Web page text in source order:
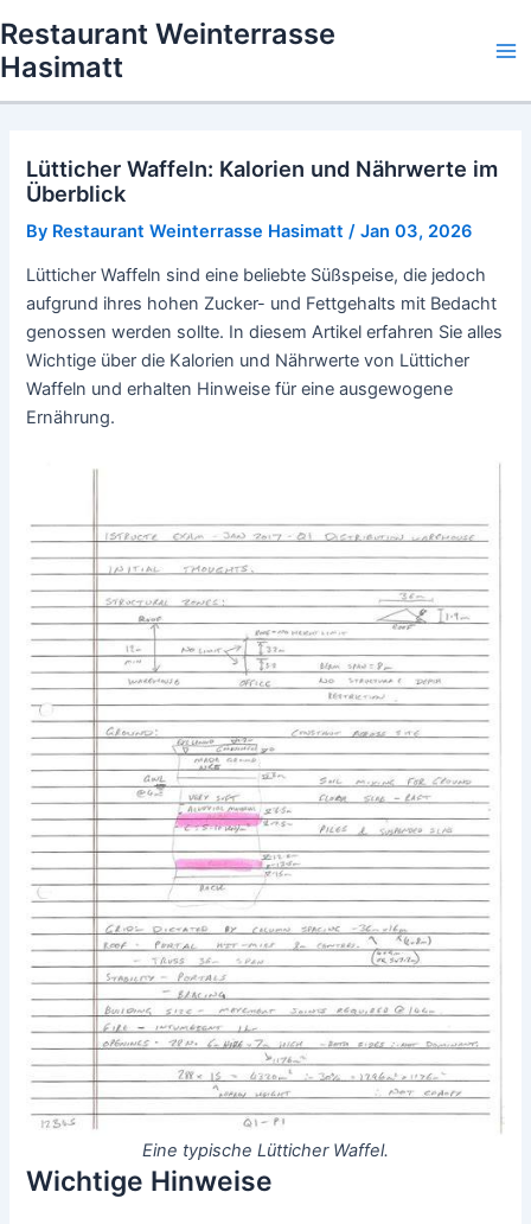
to
content
Restaurant Weinterrasse
Hasimatt
Lütticher Waffeln: Kalorien und Nährwerte im
Überblick
By Restaurant Weinterrasse Hasimatt /Jan 03, 2026
Lütticher Waffeln sind eine beliebte Süßspeise, die jedoch
aufgrund ihres hohen Zucker- und Fettgehalts mit Bedacht
genossen werden sollte. In diesem Artikel erfahren Sie alles
Wichtige über die Kalorien und Nährwerte von Lütticher
Waffeln und erhalten Hinweise für eine ausgewogene
Ernährung.
Eine typische Lütticher Waffel.
Wichtige Hinweise